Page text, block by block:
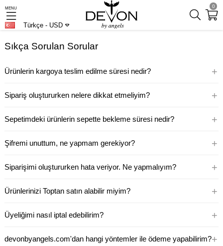
0
MENU
Türkçe - USD
Sıkça Sorulan Sorular
Ürünlerin kargoya teslim edilme süresi nedir? +
Sipariş oluştururken nelere dikkat etmeliyim? +
Sepetimdeki ürünlerin sepette bekleme süresi nedir? +
Şifremi unuttum, ne yapmam gerekiyor? +
Siparişimi oluştururken hata veriyor. Ne yapmalıyım? +
Ürünlerinizi Toptan satın alabilir miyim? +
Üyeliğimi nasıl iptal edebilirim? +
devonbyangels.com'dan hangi yöntemler ile ödeme yapabilirim?+